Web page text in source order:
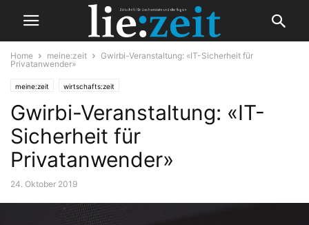
Home meine:zeit
Gwirbi-Veranstaltung: «IT-Sicherheit für
Privatanwender»
meine:zeit wirtschafts:zeit
Gwirbi-Veranstaltung: «IT-
Sicherheit für
Privatanwender»
24. Oktober 2019